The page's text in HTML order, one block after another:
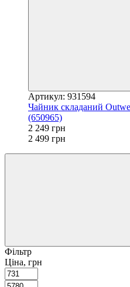
Артикул: 931594
Чайник складаний
(650965)
2 249 грн
2 499 грн
Фільтр
Ціна, грн